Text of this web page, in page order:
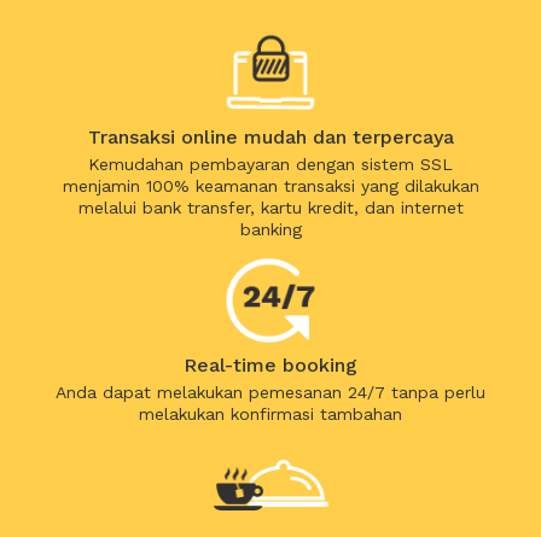
Transaksi online mudah dan terpercaya
Kemudahan pembayaran dengan sistem SSL
menjamin 100% keamanan transaksi yang dilakukan
melalui bank transfer, kartu kredit, dan internet
banking
Real-time booking
Anda dapat melakukan pemesanan 24/7 tanpa perlu
melakukan konfirmasi tambahan